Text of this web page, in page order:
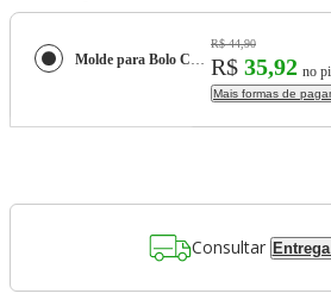
Molde para Bolo Cupcake 3D Cake Cake Creature Azul Chef'n
R$ 44,90
R$ 35,92 no
Mais formas de
Consultar